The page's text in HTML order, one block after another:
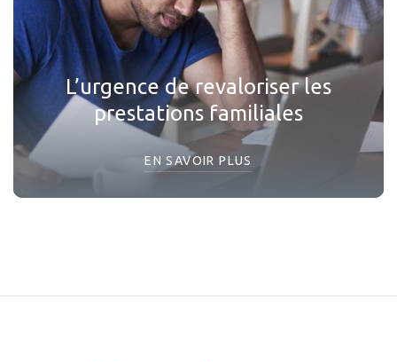
L’urgence de revaloriser les
prestations familiales
EN SAVOIR PLUS